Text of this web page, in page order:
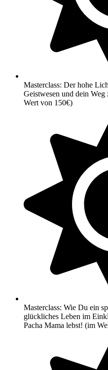
Masterclass: Der hohe
Geistwesen und dein
Wert von 150€)
Masterclass: Wie Du ein
glückliches Leben im
Pacha Mama lebst! (im